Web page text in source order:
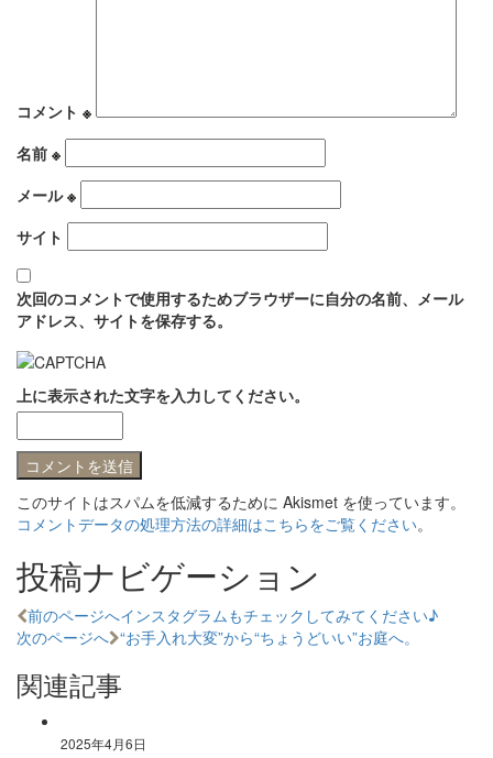
コメント ※
名前 ※
メール※
サイト
次回のコメントで使用するためブラウザーに自分の名前、メール
アドレス、サイトを保存する。
上に表示された文字を入力してください。
このサイトはスパムを低減するために Akismet を使っています。
コメントデータの処理方法の詳細はこちらをご覧ください。
投稿ナビゲーション
前のページへインスタグラムもチェックしてみてください♪
次のページへ “お手入れ大変”から“ちょうどいい”お庭へ。
関連記事
2025年4月6日